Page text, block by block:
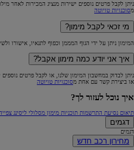
ניתן לקבל פרטים נוספים ישירות מנציג המכירות לאחר
מסוכנויות טויוטה
מי זכאי לקבל מימון?
המימון ניתן על ידי הגוף המממן וכפוף לתנאיו, אישורו
איך אני יודע כמה מימון אקבל?
ניתן לבדוק במחשבון המימון שלנו, או לקבל פרטים
או ביצירת קשר עם אחת מסוכנויות טויוטה
איך נוכל לעזור לך?
תיאום נסיעת התרשמות תוכניות מימון מסלולי ליסינג
דגמים
דגמים
מחירון רכב חדש